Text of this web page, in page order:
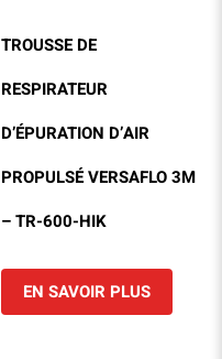
TROUSSE DE
RESPIRATEUR
D’ÉPURATION D’AIR
PROPULSÉ VERSAFLO 3M
– TR-600-HIK
EN SAVOIR PLUS